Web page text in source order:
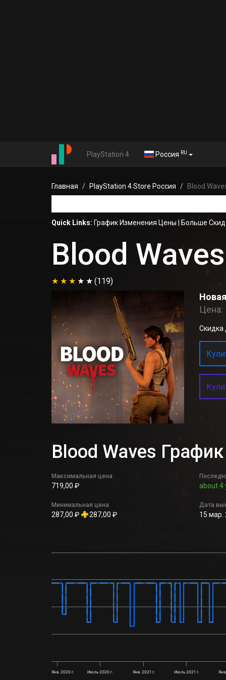
PlayStation 4 Россия RU
Главная PlayStation 4 Store Россия Blood
Quick Links: График Изменения Цены Больше
Blood Waves
(119)
Цена:
Скидка
Blood Waves
Максимальная цена
719,00 ₽
Минимальная цена
287,00 ₽ 287,00 ₽
about 4
Дата
15 мар.
Янв. 2020 г. Июль 2020 г. Янв. 2021 г. Июль 2021 г.